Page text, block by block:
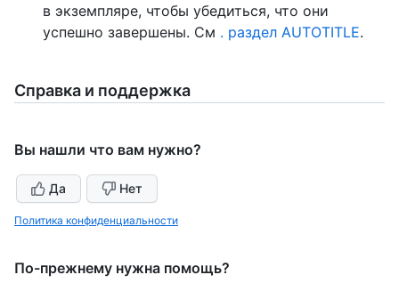
в экземпляре, чтобы убедиться, что они
успешно завершены. См . раздел AUTOTITLE.
Справка и поддержка
Вы нашли что вам нужно?
Да Нет
Политика конфиденциальности
По-прежнему нужна помощь?